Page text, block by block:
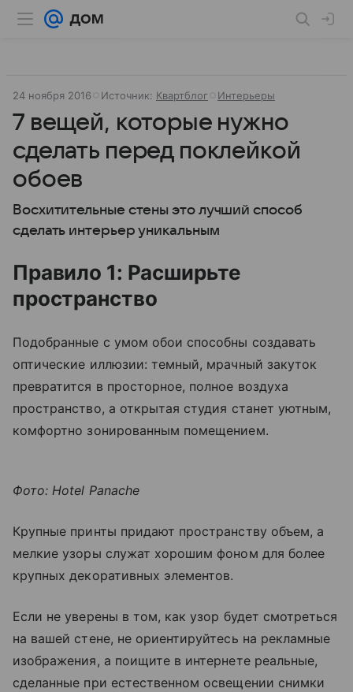
24 ноября 2016 Источник: Квартблог Интерьеры
7 вещей, которые нужно
сделать перед поклейкой
обоев
Восхитительные стены это лучший способ
сделать интерьер уникальным
Правило 1: Расширьте
пространство
Подобранные с умом обои способны создавать
оптические иллюзии: темный, мрачный закуток
превратится в просторное, полное воздуха
пространство, а открытая студия станет уютным,
комфортно зонированным помещением.
Фото: Hotel Panache
Крупные принты придают пространству объем, а
мелкие узоры служат хорошим фоном для более
крупных декоративных элементов.
Если не уверены в том, как узор будет смотреться
на вашей стене, не ориентируйтесь на рекламные
изображения, а поищите в интернете реальные,
сделанные при естественном освещении снимки